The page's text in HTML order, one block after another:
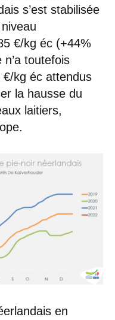
s’est stabilisée
€/kg éc (+44%
toutefois
kg éc attendus
la hausse du
laitiers,
en